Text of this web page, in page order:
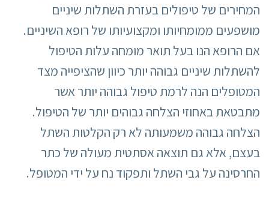
המחירים של טיפולים בעזרת השתלות שיניים
מושפעים ממומחיותו ומקצועיותו של רופא השיניים.
אם הרופא הנו בעל תואר מומחה עלות הטיפול
להשתלות שיניים גבוהה יותר כיוון שהציפייה מצד
המטופלים הנה לרמת טיפול גבוהה יותר אשר
מתבטאת באחוזי הצלחה גבוהים יותר של הטיפול.
הצלחה גבוהה משמעותה לא רק הקלטות השתל
בעצם, אלא גם תוצאה אסתטית מעולה של כתר
החרסינה על גבי השתל ותפקוד נח על ידי המטופל.